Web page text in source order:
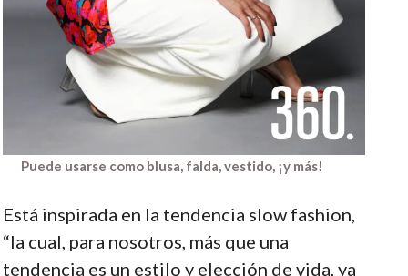
Puede usarse como blusa, falda, vestido, ¡y más!
Está inspirada en la tendencia slow fashion,
“la cual, para nosotros, más que una
tendencia es un estilo y elección de vida, ya